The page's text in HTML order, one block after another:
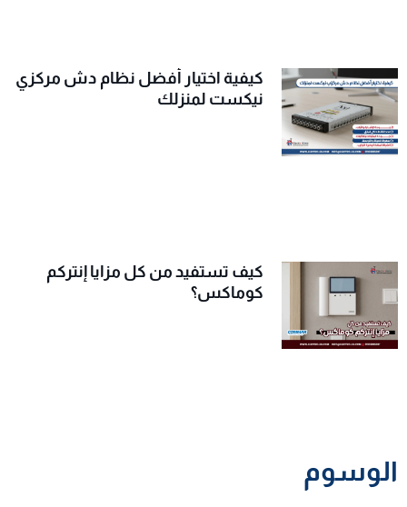
كيفية اختيار أفضل نظام دش مركزي
نيكست لمنزلك
كيف تستفيد من كل مزايا إنتركم
كوماكس؟
الوسوم